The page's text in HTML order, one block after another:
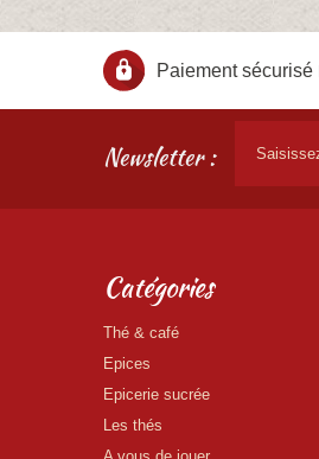
Paiement sécurisé
Newsletter :
Catégories
Thé & café
Epices
Epicerie sucrée
Les thés